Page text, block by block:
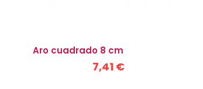
Aro cuadrado 8 cm
7,41 €